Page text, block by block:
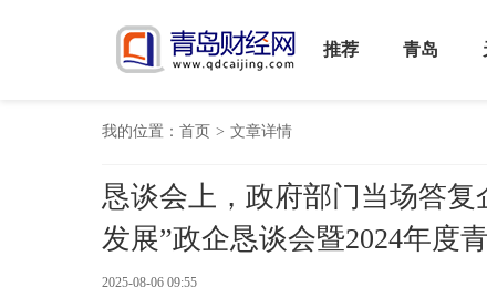
推荐 青岛
我的位置： 首页 > 文章详情
恳谈会上，政府部门当场答
发展”政企恳谈会暨2024年度
2025-08-06 09:55